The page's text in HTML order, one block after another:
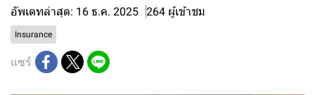
อัพเดทล่าสุด: 16 ธ.ค. 2025 264 ผู้เข้าชม
Insurance
แชร์